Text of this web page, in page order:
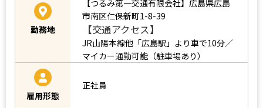
勤務地
【つるみ第一交通有限会社】広島県広島
市南区仁保新町1-8-39
【交通アクセス】
JR山陽本線他「広島駅」より車で10分／
マイカー通勤可能（駐車場あり）
雇用形態
正社員